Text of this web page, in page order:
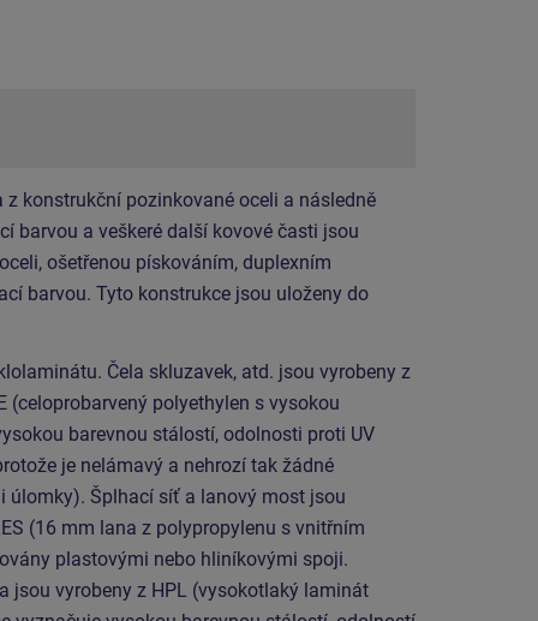
z konstrukční pozinkované oceli a následně
barvou a veškeré další kovové časti jsou
ošetřenou pískováním, duplexním
barvou. Tyto konstrukce jsou uloženy do
Čela skluzavek, atd. jsou vyrobeny z
(celoprobarvený polyethylen s vysokou
barevnou stálostí, odolnosti proti UV
je nelámavý a nehrozí tak žádné
úlomky). Šplhací síť a lanový most jsou
(16 mm lana z polypropylenu s vnitřním
plastovými nebo hliníkovými spoji.
jsou vyrobeny z HPL (vysokotlaký laminát